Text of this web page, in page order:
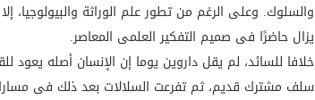
يزال حاضرًا فى صميم التفكير العلمى المعاصر.
خلافا للسائد، لم يقل داروين يوما إن الإنسان أصله يعود
سلف مشترك قديم، ثم تفرعت السلالات بعد ذلك فى